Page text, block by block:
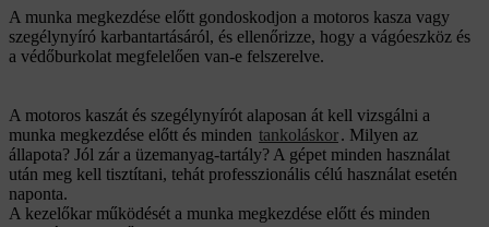
A munka megkezdése előtt gondoskodjon a motoros kasza vagy
szegélynyíró karbantartásáról, és ellenőrizze, hogy a vágóeszköz és
a védőburkolat megfelelően van-e felszerelve.
A motoros kaszát és szegélynyírót alaposan át kell vizsgálni a
munka megkezdése előtt és minden tankoláskor. Milyen az
állapota? Jól zár a üzemanyag-tartály? A gépet minden használat
után meg kell tisztítani, tehát professzionális célú használat esetén
naponta.
A kezelőkar működését a munka megkezdése előtt és minden